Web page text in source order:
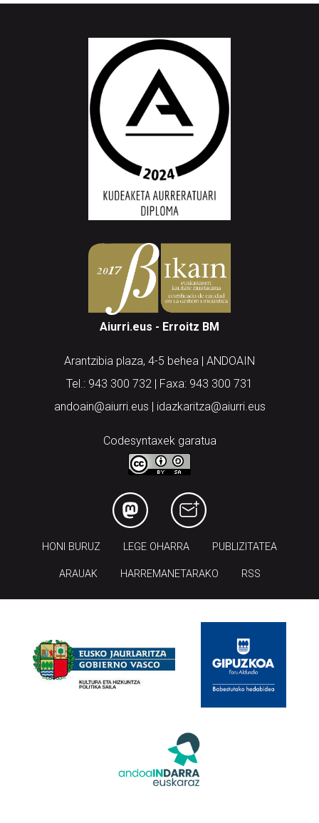
Aiurri.eus - Erroitz BM
Arantzibia plaza, 4-5 behea | ANDOAIN
Tel.: 943 300 732 | Faxa: 943 300 731
andoain@aiurri.eus | idazkaritza@aiurri.eus
Codesyntaxek garatua
HONI BURUZ LEGE OHARRA PUBLIZITATEA
ARAUAK HARREMANETARAKO RSS